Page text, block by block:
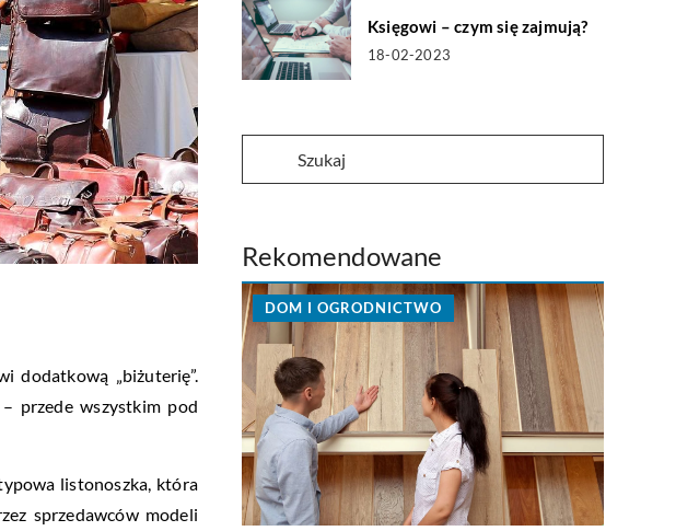
dodatkową „biżuterię”.
przede wszystkim pod
listonoszka, która
sprzedawców modeli
Księgowi – czym się zajmują?
18-02-2023
Rekomendowane
DOM I OGRODNICTWO